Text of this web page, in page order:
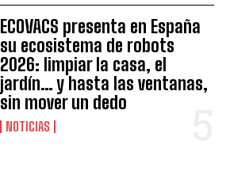
ECOVACS presenta en España
su ecosistema de robots
2026: limpiar la casa, el
jardín… y hasta las ventanas,
sin mover un dedo
NOTICIAS